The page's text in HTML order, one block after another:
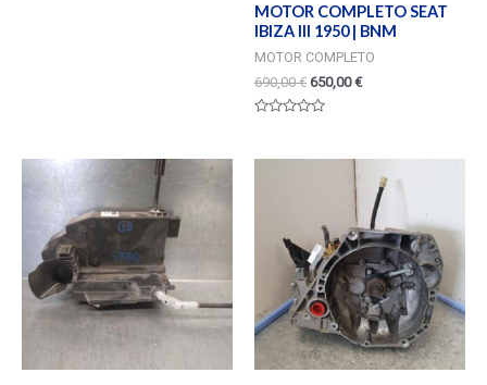
MOTOR COMPLETO SEAT
IBIZA III 1950 | BNM
MOTOR COMPLETO
690,00€ 650,00€